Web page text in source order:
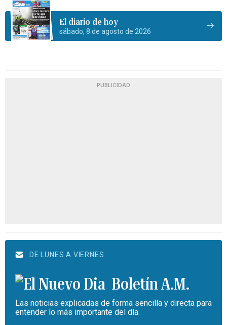
El diario de hoy
sábado, 8 de agosto de 2026
PUBLICIDAD
DE LUNES A VIERNES
Boletín A.M.
Las noticias explicadas de forma sencilla y directa para
entender lo más importante del día.